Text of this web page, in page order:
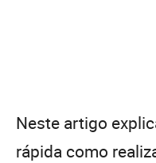
Neste artigo
rápida como